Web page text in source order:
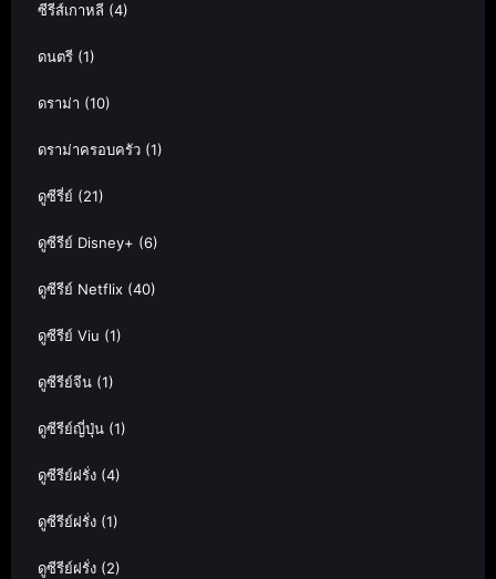
ซีรีส์เกาหลี (4)
ดนตรี (1)
ดราม่า (10)
ดราม่าครอบครัว (1)
ดูซีรี่ย์ (21)
ดูซีรีย์ Disney+ (6)
ดูซีรีย์ Netflix (40)
ดูซีรีย์ Viu (1)
ดูซีรีย์จีน (1)
ดูซีรีย์ญี่ปุ่น (1)
ดูซีรีย์ฝรั่ง (4)
ดูซีรีย์ฝรั่ง (1)
ดูซีรีย์ฝรั่ง (2)